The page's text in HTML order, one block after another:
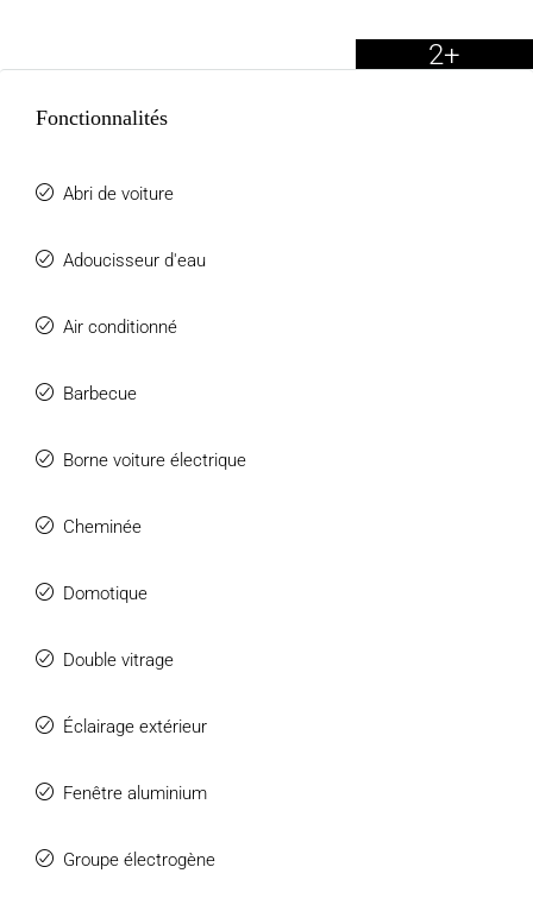
2+
Fonctionnalités
Abri de voiture
Adoucisseur d'eau
Air conditionné
Barbecue
Borne voiture électrique
Cheminée
Domotique
Double vitrage
Éclairage extérieur
Fenêtre aluminium
Groupe électrogène